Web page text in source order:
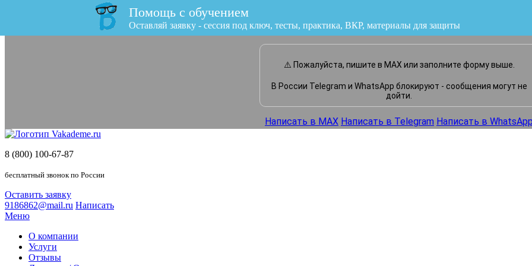
Помощь с обучением
Оставляй заявку - сессия под ключ, тесты, практика, ВКР
или напишите нам прямо сейчас
⚠️ Пожалуйста, пишите в MAX или заполните форму выше.
В России Telegram и WhatsApp блокируют - сообщения могут не
дойти.
Написать в MAX Написать в Telegram Написать в
8 (800) 100-67-87
бесплатный звонок по России
Оставить заявку
9186862@mail.ru Написать
Меню
О компании
Услуги
Отзывы